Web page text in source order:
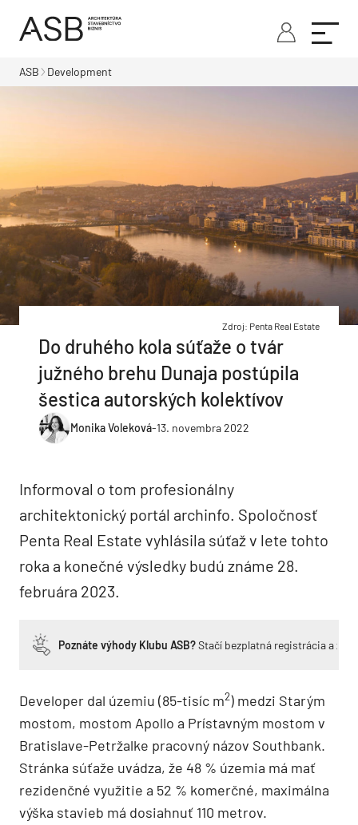
ASB Development
Zdroj: Penta Real Estate
Do druhého kola súťaže o tvár
južného brehu Dunaja postúpila
šestica autorských kolektívov
Monika Voleková-13. novembra 2022
Informoval o tom profesionálny
architektonický portál archinfo. Spoločnosť
Penta Real Estate vyhlásila súťaž v lete tohto
roka a konečné výsledky budú známe 28.
februára 2023.
Poznáte výhody Klubu ASB?Stačí bezplatná registrácia a
Developer dal územiu (85-tisíc m2) medzi Starým
mostom, mostom Apollo a Prístavným mostom v
Bratislave-Petržalke pracovný názov Southbank.
Stránka súťaže uvádza, že 48 % územia má mať
rezidenčné využitie a 52 % komerčné, maximálna
výška stavieb má dosiahnuť 110 metrov.